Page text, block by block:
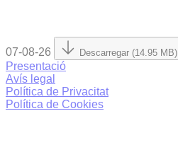
07-08-26 Descarregar (14.95 MB)
Presentació
Avís legal
Política de Privacitat
Política de Cookies